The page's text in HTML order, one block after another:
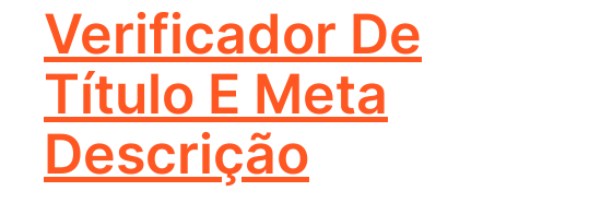
Verificador De
Título E Meta
Descrição